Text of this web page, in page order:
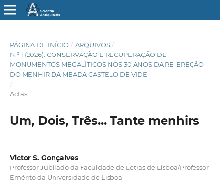
PÁGINA DE INÍCIO / ARQUIVOS /
N.º 1 (2026): CONSERVAÇÃO E RECUPERAÇÃO DE
MONUMENTOS MEGALÍTICOS NOS 30 ANOS DA RE-EREÇÃO
DO MENHIR DA MEADA CASTELO DE VIDE
/
Actas
Um, Dois, Três... Tante menhirs
Victor S. Gonçalves
Professor Jubilado da Faculdade de Letras de Lisboa/Professor
Emérito da Universidade de Lisboa